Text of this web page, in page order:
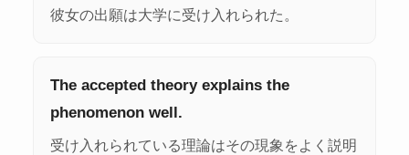
彼女の出願は大学に受け入れられた。
The accepted theory explains the
phenomenon well.
受け入れられている理論はその現象をよく説明